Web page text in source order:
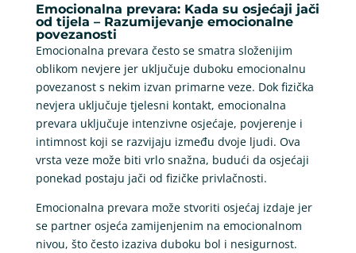
Emocionalna prevara: Kada su osjećaji jači
od tijela – Razumijevanje emocionalne
povezanosti
Emocionalna prevara često se smatra složenijim
oblikom nevjere jer uključuje duboku emocionalnu
povezanost s nekim izvan primarne veze. Dok fizička
nevjera uključuje tjelesni kontakt, emocionalna
prevara uključuje intenzivne osjećaje, povjerenje i
intimnost koji se razvijaju između dvoje ljudi. Ova
vrsta veze može biti vrlo snažna, budući da osjećaji
ponekad postaju jači od fizičke privlačnosti.
Emocionalna prevara može stvoriti osjećaj izdaje jer
se partner osjeća zamijenjenim na emocionalnom
nivou, što često izaziva duboku bol i nesigurnost.